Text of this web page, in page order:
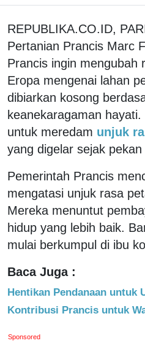
REPUBLIKA.CO.ID,
Pertanian Prancis Marc
Prancis ingin mengubah
Eropa mengenai lahan
dibiarkan kosong
keanekaragaman
untuk meredam unjuk
yang digelar sejak pekan
Pemerintah Prancis
mengatasi unjuk rasa
Mereka menuntut
hidup yang lebih baik.
mulai berkumpul di ibu
Baca Juga :
Hentikan Pendanaan untuk
Kontribusi Prancis untuk
Sponsored